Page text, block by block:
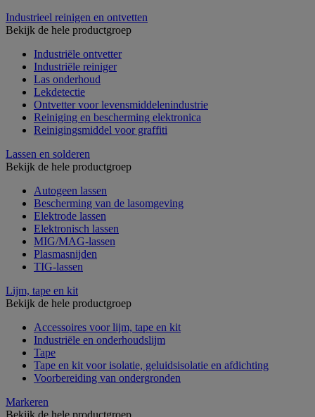
Industrieel reinigen en ontvetten
Bekijk de hele productgroep
Industriële ontvetter
Industriële reiniger
Las onderhoud
Lekdetectie
Ontvetter voor levensmiddelenindustrie
Reiniging en bescherming elektronica
Reinigingsmiddel voor graffiti
Lassen en solderen
Bekijk de hele productgroep
Autogeen lassen
Bescherming van de lasomgeving
Elektrode lassen
Elektronisch lassen
MIG/MAG-lassen
Plasmasnijden
TIG-lassen
Lijm, tape en kit
Bekijk de hele productgroep
Accessoires voor lijm, tape en kit
Industriële en onderhoudslijm
Tape
Tape en kit voor isolatie, geluidsisolatie en afdichting
Voorbereiding van ondergronden
Markeren
Bekijk de hele productgroep